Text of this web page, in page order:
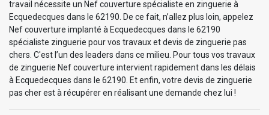
travail nécessite un Nef couverture spécialiste en zinguerie à
Ecquedecques dans le 62190. De ce fait, n’allez plus loin, appelez
Nef couverture implanté à Ecquedecques dans le 62190
spécialiste zinguerie pour vos travaux et devis de zinguerie pas
chers. C'est l’un des leaders dans ce milieu. Pour tous vos travaux
de zinguerie Nef couverture intervient rapidement dans les délais
à Ecquedecques dans le 62190. Et enfin, votre devis de zinguerie
pas cher est à récupérer en réalisant une demande chez lui !